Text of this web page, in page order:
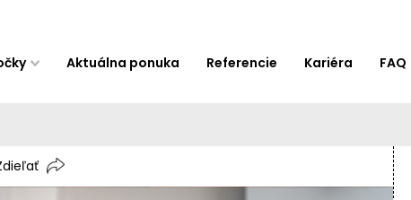
Aktuálna ponuka Referencie Kariéra FAQ